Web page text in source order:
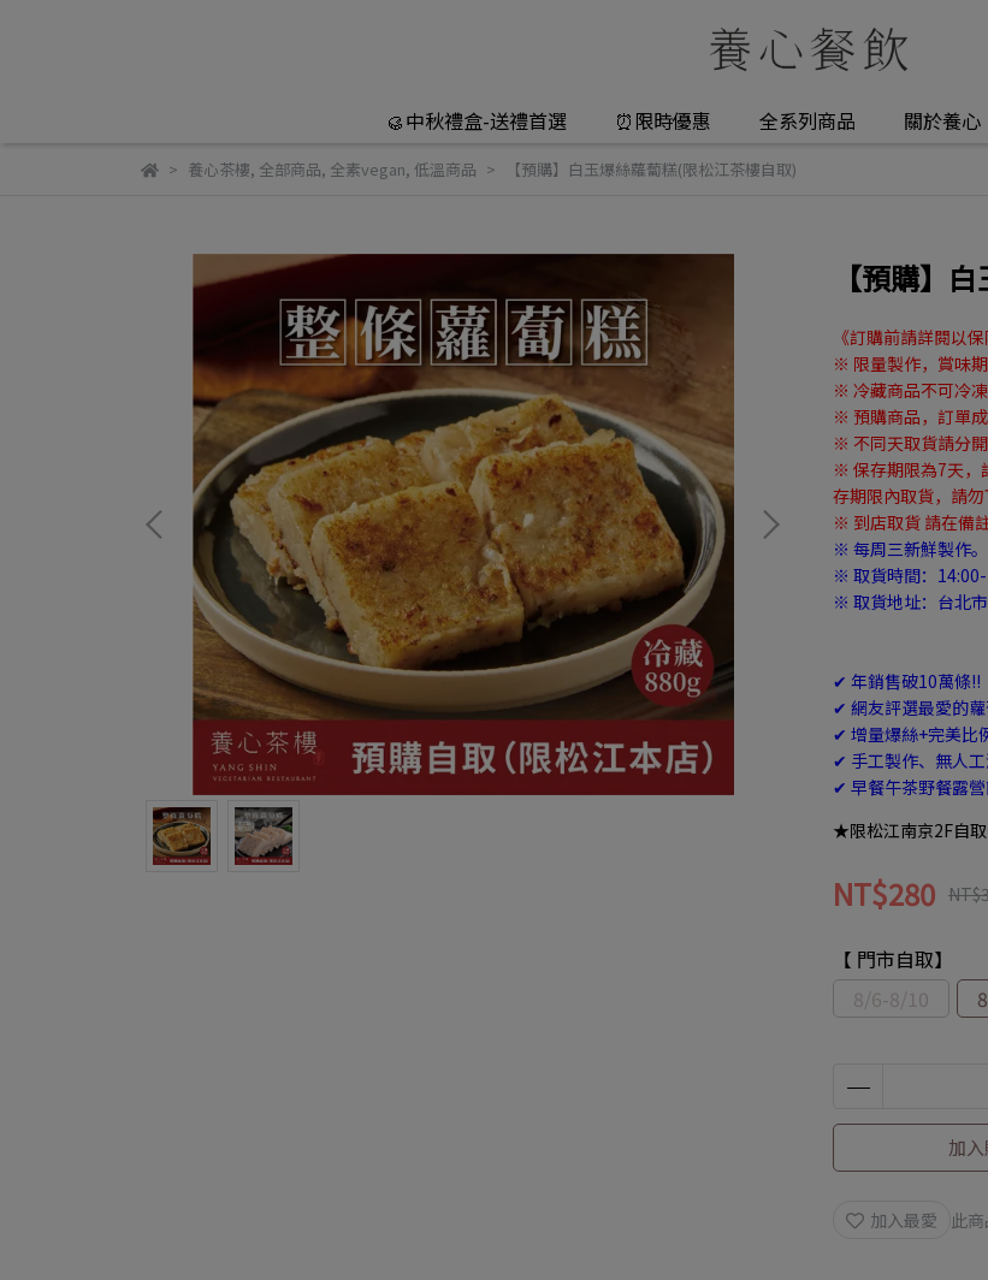
🥮中秋禮盒-送禮首選 ⏰限時優惠 全系列商品 關於養心
養心茶樓, 全部商品, 全素vegan, 低溫商品 【預購】白玉爆絲蘿蔔糕(限松江茶樓自取)
【預購】
《訂購前請詳閱以
※ 限量製作，賞味期
※ 冷藏商品不可冷凍
※ 預購商品，訂單
※ 不同天取貨請分
※ 保存期限為7天，
存期限內取貨，請勿
※ 到店取貨 請在備
※ 每周三新鮮製作。
※ 取貨時間：14:00-
※ 取貨地址：台北
✔ 年銷售破10萬條!!
✔ 網友評選最愛的蘿
✔ 增量爆絲+完美比
✔ 手工製作、無人
✔ 早餐午茶野餐露
★限松江南京2F自
NT$280
【 門市自取】
8/6-8/10
加
加入最愛 此